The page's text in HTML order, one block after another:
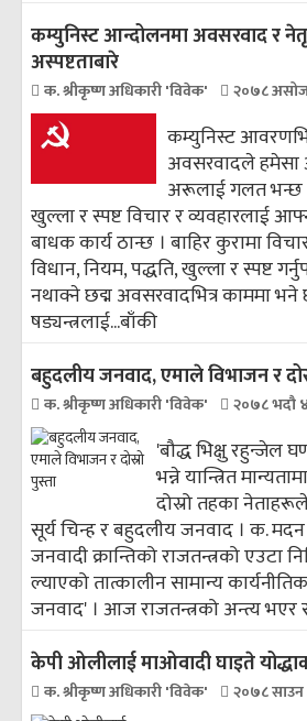
कम्युनिस्ट आन्दोलनमा अवसरवाद र
अस्पष्टताबारे
क. श्रीकृष्ण अधिकारी 'विवेक' २०७८
कम्युनिस्ट
अवसरवादले
अरूलाई गलत भन्छ
खुल्ला र स्पष्ट विचार र व्यवहारलाई
बाधक कार्य ठान्छ । बाहिर कुरामा
विधान, नियम, पद्धति, खुल्ला र स्पष्ट
नथाक्ने छद्म अवसरवादभित्र काममा
षड्यन्त्रलाई...बाँकी
बहुदलीय जनवाद, एमाले विभाजन र
क. श्रीकृष्ण अधिकारी 'विवेक' २०७८ भदौ
'बौद्ध भिक्षु रहुन्जेल
भन्ने यान्त्रित
दोस्रो तहका
सूर्य चिन्ह र बहुदलीय जनवाद । क. मदन
जनवादी क्रान्तिको राजतन्त्रको एउटा
ल्याएको तात्कालीन सामान्य
जनवाद' । आज राजतन्त्रको अन्त्य भएर
केपी ओलीलाई माओवादी घाइते
क. श्रीकृष्ण अधिकारी 'विवेक' २०७८ साउन